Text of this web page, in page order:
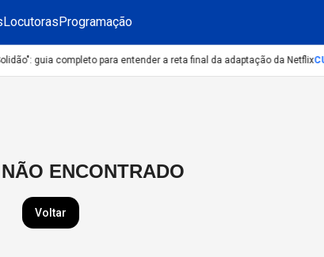
LocutorasProgramação
guia completo para entender a reta final da adaptação da Netflix
ENCONTRADO
Voltar